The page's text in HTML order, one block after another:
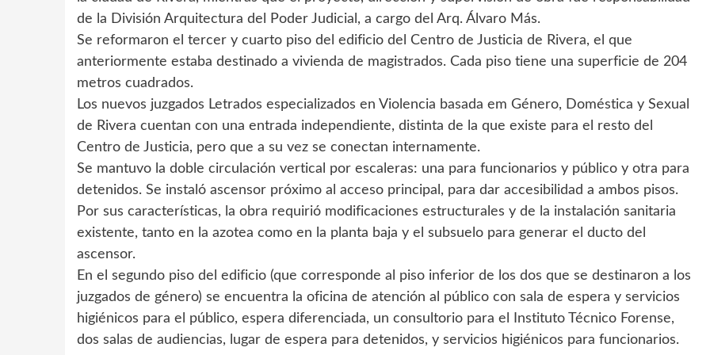
de la División Arquitectura del Poder Judicial, a cargo del Arq. Álvaro Más.
Se reformaron el tercer y cuarto piso del edificio del Centro de Justicia de Rivera, el que
anteriormente estaba destinado a vivienda de magistrados. Cada piso tiene una superficie de 204
metros cuadrados.
Los nuevos juzgados Letrados especializados en Violencia basada em Género, Doméstica y Sexual
de Rivera cuentan con una entrada independiente, distinta de la que existe para el resto del
Centro de Justicia, pero que a su vez se conectan internamente.
Se mantuvo la doble circulación vertical por escaleras: una para funcionarios y público y otra para
detenidos. Se instaló ascensor próximo al acceso principal, para dar accesibilidad a ambos pisos.
Por sus características, la obra requirió modificaciones estructurales y de la instalación sanitaria
existente, tanto en la azotea como en la planta baja y el subsuelo para generar el ducto del
ascensor.
En el segundo piso del edificio (que corresponde al piso inferior de los dos que se destinaron a los
juzgados de género) se encuentra la oficina de atención al público con sala de espera y servicios
higiénicos para el público, espera diferenciada, un consultorio para el Instituto Técnico Forense,
dos salas de audiencias, lugar de espera para detenidos, y servicios higiénicos para funcionarios.